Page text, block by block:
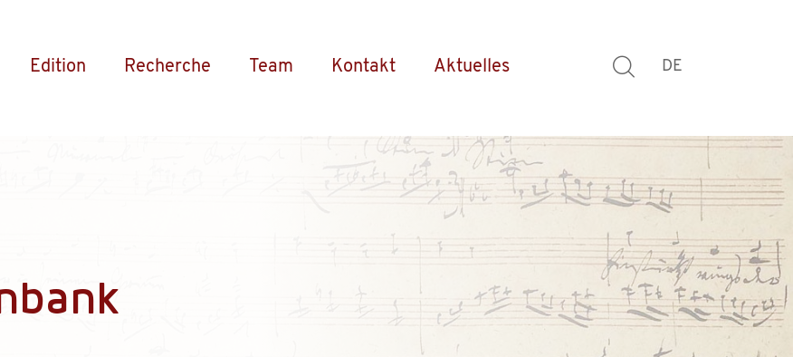
Edition Recherche Team Kontakt Aktuelles DE